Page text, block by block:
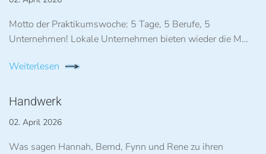
Motto der Praktikumswoche: 5 Tage, 5 Berufe, 5
Unternehmen! Lokale Unternehmen bieten wieder die M…
Weiterlesen
Handwerk
02. April 2026
Was sagen Hannah, Bernd, Fynn und Rene zu ihren